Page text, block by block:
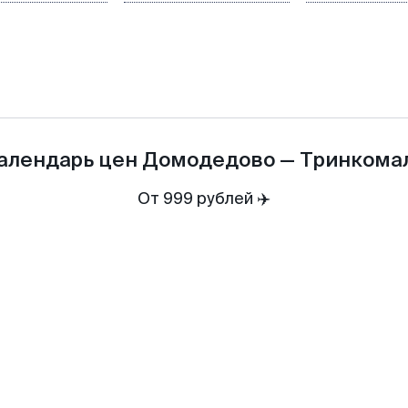
цен Домодедово—
От 999 рублей ✈️